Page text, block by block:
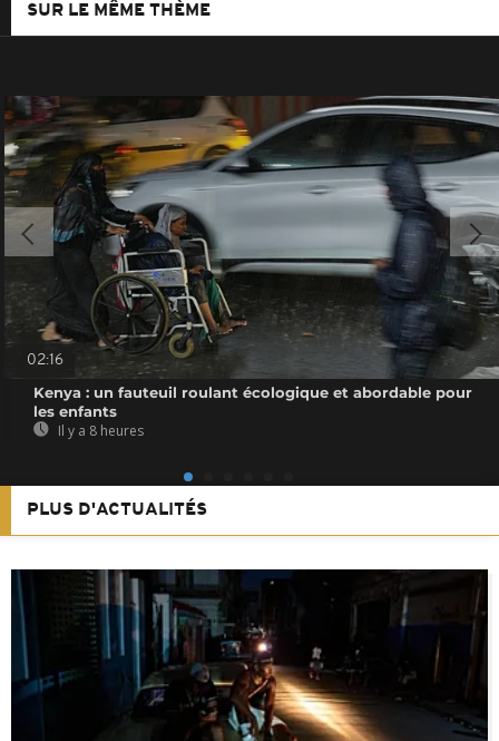
SUR LE MÊME THÈME
02:16
Kenya : un fauteuil roulant écologique et abordable pour
les enfants
Il y a 8 heures
PLUS D'ACTUALITÉS